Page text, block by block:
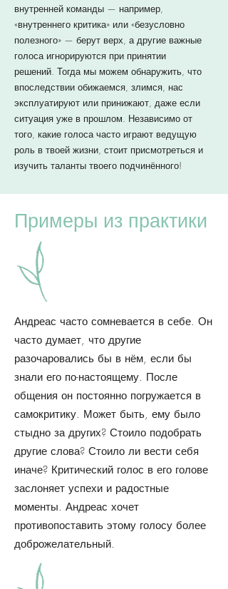
внутренней команды — например,
«внутреннего критика» или «безусловно
полезного» — берут верх, а другие важные
голоса игнорируются при принятии
решений. Тогда мы можем обнаружить, что
впоследствии обижаемся, злимся, нас
эксплуатируют или принижают, даже если
ситуация уже в прошлом. Независимо от
того, какие голоса часто играют ведущую
роль в твоей жизни, стоит присмотреться и
изучить таланты твоего подчинённого!
Примеры из практики
Андреас часто сомневается в себе. Он
часто думает, что другие
разочаровались бы в нём, если бы
знали его по-настоящему. После
общения он постоянно погружается в
самокритику. Может быть, ему было
стыдно за других? Стоило подобрать
другие слова? Стоило ли вести себя
иначе? Критический голос в его голове
заслоняет успехи и радостные
моменты. Андреас хочет
противопоставить этому голосу более
доброжелательный.